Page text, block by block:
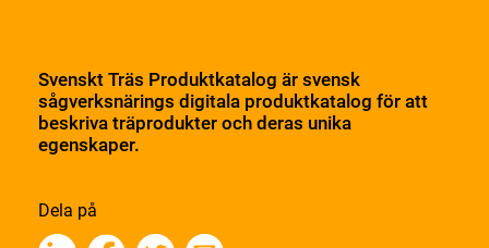
Svenskt Träs Produktkatalog är svensk
sågverksnärings digitala produktkatalog för att
beskriva träprodukter och deras unika
egenskaper.
Dela på